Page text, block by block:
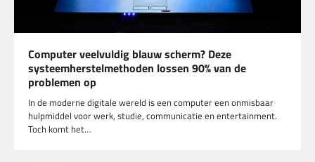
Computer veelvuldig blauw scherm? Deze
systeemherstelmethoden lossen 90% van de
problemen op
In de moderne digitale wereld is een computer een onmisbaar
hulpmiddel voor werk, studie, communicatie en entertainment.
Toch komt het…